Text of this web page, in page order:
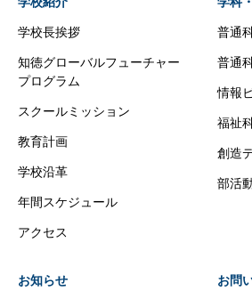
学校長挨拶
知徳グローバルフューチャー
プログラム
スクールミッション
教育計画
学校沿革
年間スケジュール
アクセス
普通
普通
情報
福祉
創造
部活
お知らせ お問